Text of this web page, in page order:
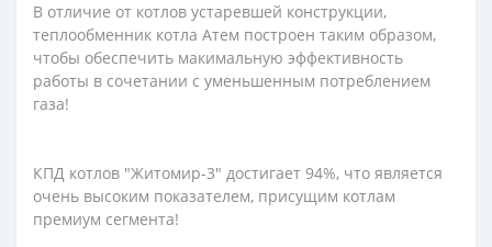
В отличие от котлов устаревшей конструкции,
теплообменник котла Атем построен таким образом,
чтобы обеспечить макимальную эффективность
работы в сочетании с уменьшенным потреблением
газа!
КПД котлов "Житомир-3" достигает 94%, что является
очень высоким показателем, присущим котлам
премиум сегмента!